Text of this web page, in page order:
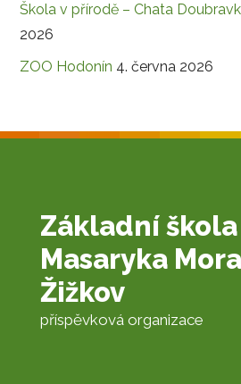
Škola v přírodě – Chata
2026
ZOO Hodonín 4. června 2026
Základní škola
Masaryka
Žižkov
příspěvková organizace